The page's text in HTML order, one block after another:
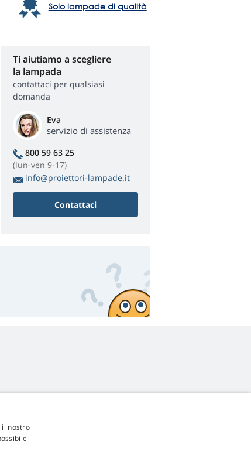
Solo lampade di qualità
Ti aiutiamo a scegliere
la lampada
contattaci per qualsiasi
domanda
Eva
servizio di assistenza
800 59 63 25
(lun-ven 9-17)
info@proiettori-lampade.it
Contattaci
il nostro